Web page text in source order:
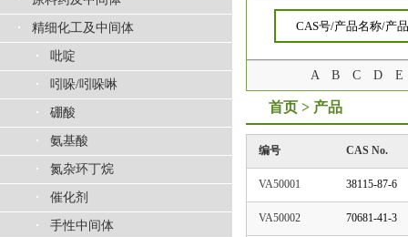
精细化工及中间体
吡啶
吲哚/吲哚啉
硼酸
氨基酸
氮杂环丁烷
催化剂
手性中间体
A B C D E
首页 > 产品
编号 CAS No.
VA50001 38115-87-6
VA50002 70681-41-3